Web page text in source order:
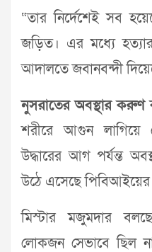
“তার নির্দেশেই সব
জড়িত। এর মধ্যে
আদালতে জবানবন্দী
নুসরাতের অবস্থার করুণ
শরীরে আগুন লাগিয়ে
উদ্ধারের আগ পর্যন্ত
উঠে এসেছে পিবিআইয়ের
মিস্টার মজুমদার
লোকজন সেভাবে ছিল